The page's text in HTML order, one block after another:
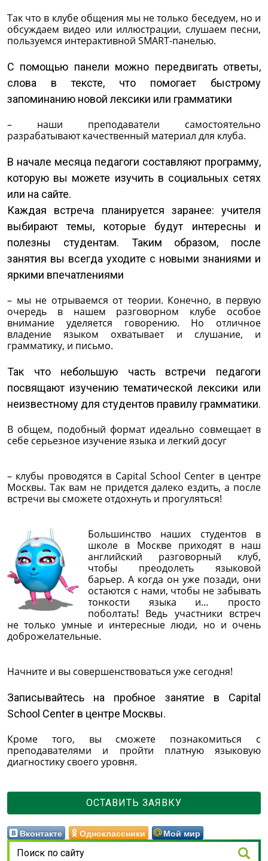
Так что в клубе общения мы не только беседуем, но и
обсуждаем видео или иллюстрации, слушаем песни,
пользуемся интерактивной SMART-панелью.
С помощью панели можно передвигать ответы,
слова в тексте, что помогает быстрому
запоминанию новой лексики или грамматики
– наши преподаватели самостоятельно
разрабатывают качественный материал для клуба.
В начале месяца педагоги составляют программу,
которую вы можете изучить в социальных сетях
или на сайте.
Каждая встреча планируется заранее: учителя
выбирают темы, которые будут интересны и
полезны студентам. Таким образом, после
занятия вы всегда уходите с новыми знаниями и
яркими впечатлениями
– мы не отрываемся от теории. Конечно, в первую
очередь в нашем разговорном клубе особое
внимание уделяется говорению. Но отличное
владение языком охватывает и слушание, и
грамматику, и письмо.
Так что небольшую часть встречи педагоги
посвящают изучению тематической лексики или
неизвестному для студентов правилу грамматики.
В общем, подобный формат идеально совмещает в
себе серьезное изучение языка и легкий досуг
– клубы проводятся в Capital School Center в центре
Москвы. Так вам не придется далеко ездить, а после
встречи вы сможете отдохнуть и прогуляться!
Большинство наших студентов в
школе в Москве приходят в наш
английский разговорный клуб,
чтобы преодолеть языковой
барьер. А когда он уже позади, они
остаются с нами, чтобы не забывать
тонкости языка и… просто
поболтать! Ведь участники встреч
не только умные и интересные люди, но и очень
доброжелательные.
Начните и вы совершенствоваться уже сегодня!
Записывайтесь на пробное занятие в Capital
School Center в центре Москвы.
Кроме того, вы сможете познакомиться с
преподавателями и пройти платную языковую
диагностику своего уровня.
ОСТАВИТЬ ЗАЯВКУ
Вконтакте Одноклассники Мой мир